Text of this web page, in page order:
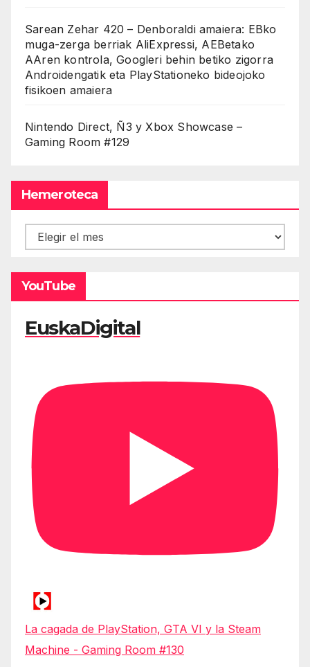
Sarean Zehar 420 – Denboraldi amaiera: EBko
muga-zerga berriak AliExpressi, AEBetako
AAren kontrola, Googleri behin betiko zigorra
Androidengatik eta PlayStationeko bideojoko
fisikoen amaiera
Nintendo Direct, Ñ3 y Xbox Showcase –
Gaming Room #129
Hemeroteca
Hemeroteca
YouTube
EuskaDigital
La cagada de PlayStation, GTA VI y la Steam
Machine - Gaming Room #130